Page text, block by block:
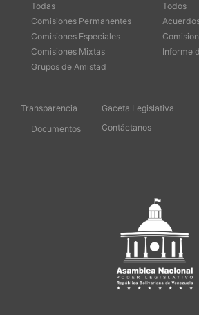
Todas
Comisiones Permanentes
Comisiones Especiales
Comisiones Mixtas
Grupos de Amistad
Todos
Informe
Transparencia
Documentos
Gaceta Legislativa
Contáctanos